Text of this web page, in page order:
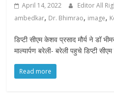
April 14, 2022 Editor All
ambedkar, Dr. Bhimrao, image,
डिप्टी सीएम केशव प्रसाद मौर्य ने डॉ
माल्यार्पण बरेली- बरेली पहुचे डिप्टी
Read more